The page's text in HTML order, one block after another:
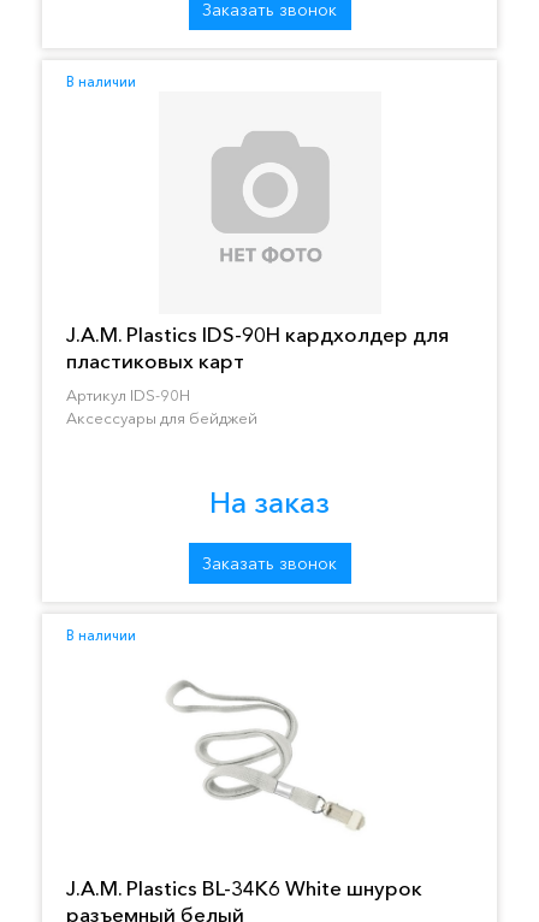
Заказать звонок
В наличии
J.A.M. Plastics IDS-90H кардхолдер для
пластиковых карт
Артикул IDS-90H
Аксессуары для бейджей
На заказ
Заказать звонок
В наличии
J.A.M. Plastics BL-34K6 White шнурок
разъемный белый